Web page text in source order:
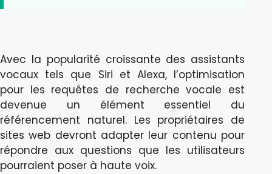
Avec la popularité croissante des assistants
vocaux tels que Siri et Alexa, l’optimisation
pour les requêtes de recherche vocale est
devenue un élément essentiel du
référencement naturel. Les propriétaires de
sites web devront adapter leur contenu pour
répondre aux questions que les utilisateurs
pourraient poser à haute voix.